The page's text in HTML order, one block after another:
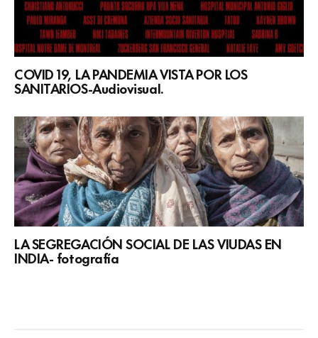
COVID 19, LA PANDEMIA VISTA POR LOS
SANITARIOS-Audiovisual.
LA SEGREGACIÓN SOCIAL DE LAS VIUDAS EN
INDIA- fotografía